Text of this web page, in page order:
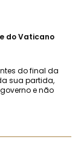
do Vaticano
do final da
sua partida,
e não